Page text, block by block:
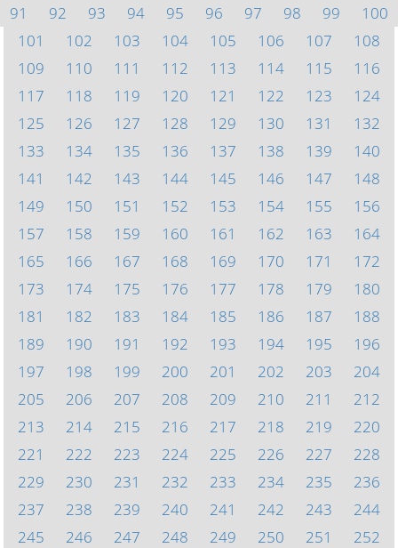
91
92 93 94 95 96 97 98 99
100
101
102 103 104 105 106 107
108
109
110 111 112 113 114 115
116
117
118 119 120 121 122 123
124
125
126 127 128 129 130 131
132
133
134 135 136 137 138 139
140
141
142 143 144 145 146 147
148
149
150 151 152 153 154 155
156
157
158 159 160 161 162 163
164
165
166 167 168 169 170 171
172
173
174 175 176 177 178 179
180
181
182 183 184 185 186 187
188
189
190 191 192 193 194 195
196
197
198 199 200 201 202 203
204
205
206 207 208 209 210 211
212
213
214 215 216 217 218 219
220
221
222 223 224 225 226 227
228
229
230 231 232 233 234 235
236
237
238 239 240 241 242 243
244
245
246 247 248 249 250 251
252